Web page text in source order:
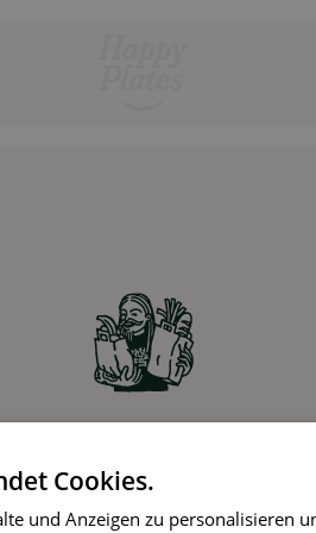
Cookies.
und Anzeigen zu personalisieren